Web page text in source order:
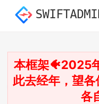
本框架🐠2025
此去经年，望
各